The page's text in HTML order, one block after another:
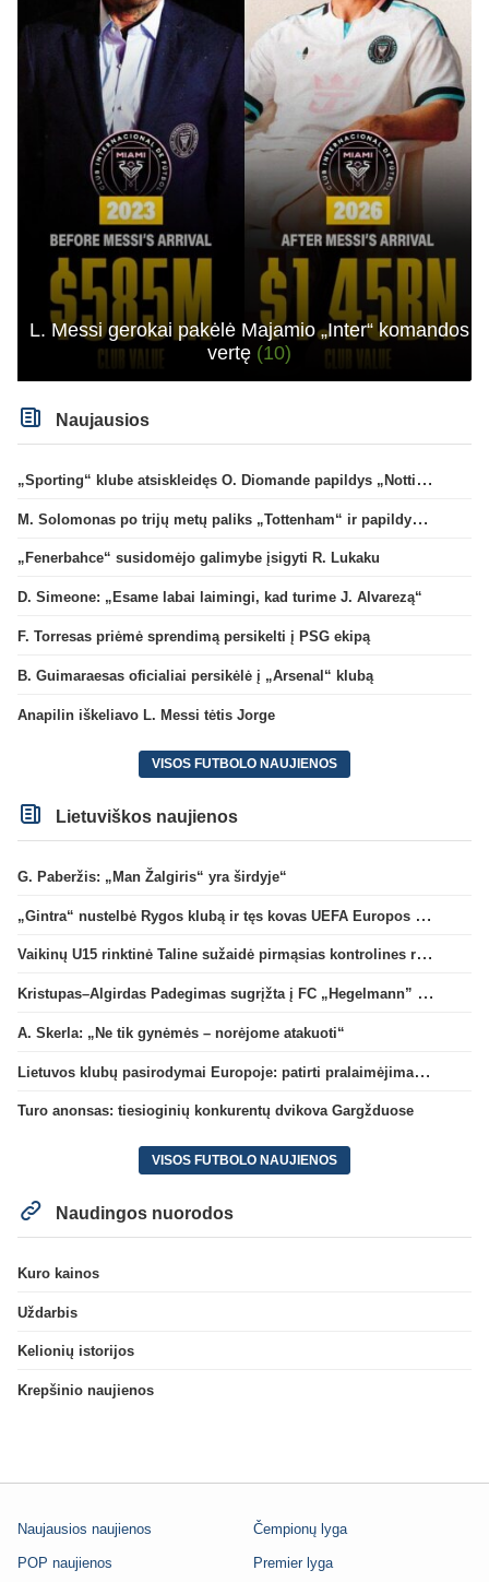
L. Messi gerokai pakėlė Majamio „Inter“ komandos
vertę (10)
Naujausios
„Sporting“ klube atsiskleidęs O. Diomande papildys „Nottingham“ gretas
M. Solomonas po trijų metų paliks „Tottenham“ ir papildys „West Ham“ klubą
„Fenerbahce“ susidomėjo galimybe įsigyti R. Lukaku
D. Simeone: „Esame labai laimingi, kad turime J. Alvarezą“
F. Torresas priėmė sprendimą persikelti į PSG ekipą
B. Guimaraesas oficialiai persikėlė į „Arsenal“ klubą
Anapilin iškeliavo L. Messi tėtis Jorge
VISOS FUTBOLO NAUJIENOS
Lietuviškos naujienos
G. Paberžis: „Man Žalgiris“ yra širdyje“
„Gintra“ nustelbė Rygos klubą ir tęs kovas UEFA Europos taurės atrankoje
Vaikinų U15 rinktinė Taline sužaidė pirmąsias kontrolines rungtynes
Kristupas–Algirdas Padegimas sugrįžta į FC „Hegelmann” B sudėtį
A. Skerla: „Ne tik gynėmės – norėjome atakuoti“
Lietuvos klubų pasirodymai Europoje: patirti pralaimėjimai Kroatijos atstovams
Turo anonsas: tiesioginių konkurentų dvikova Gargžduose
VISOS FUTBOLO NAUJIENOS
Naudingos nuorodos
Kuro kainos
Uždarbis
Kelionių istorijos
Krepšinio naujienos
Naujausios naujienos
POP naujienos
Čempionų lyga
Premier lyga